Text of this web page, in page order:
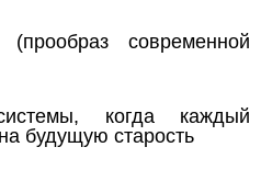
современной
когда каждый
будущую старость